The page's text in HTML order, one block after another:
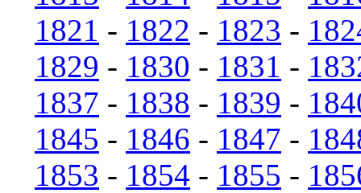
1821 - 1822 - 1823 -
1829 - 1830 - 1831 -
1837 - 1838 - 1839 -
1845 - 1846 - 1847 -
1853 - 1854 - 1855 -